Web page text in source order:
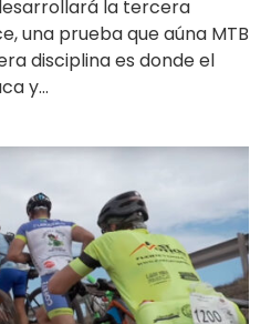
la tercera
una prueba que aúna MTB
disciplina es donde el
y...